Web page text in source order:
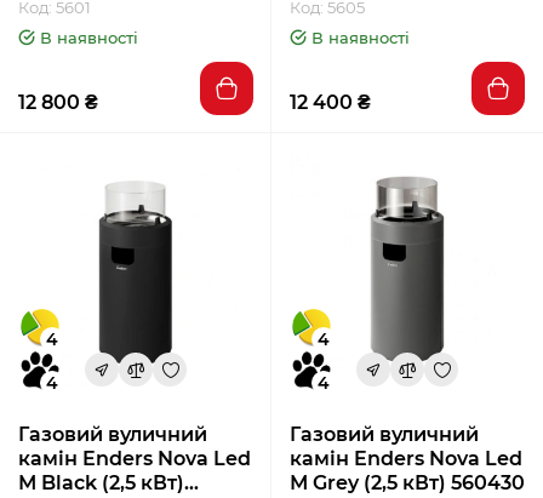
Код: 5601
В наявності
12 800 ₴
Код: 5605
В наявності
12 400 ₴
4
4
Газовий вуличний
камін Enders Nova Led
М Black (2,5 кВт)
4
4
Газовий вуличний
камін Enders Nova Led
М Grey (2,5 кВт) 560430